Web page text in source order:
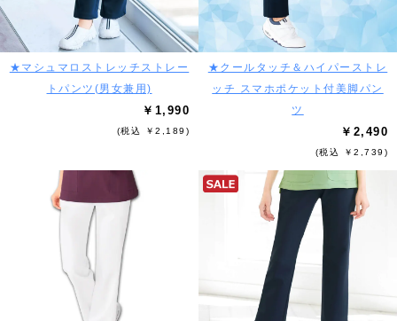
★マシュマロストレッチストレー
トパンツ(男女兼用)
￥1,990
(税込 ￥2,189)
★クールタッチ＆ハイパーストレ
ッチ スマホポケット付美脚パン
ツ
￥2,490
(税込 ￥2,739)